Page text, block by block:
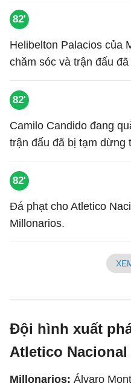
82'
Helibelton Palacios của
chăm sóc và trận đấu
82'
Camilo Candido đang
trận đấu đã bị tạm dừng
82'
Đá phạt cho Atletico
Millonarios.
Đội hình xuất
Atletico Nacional
Millonarios: Álvaro